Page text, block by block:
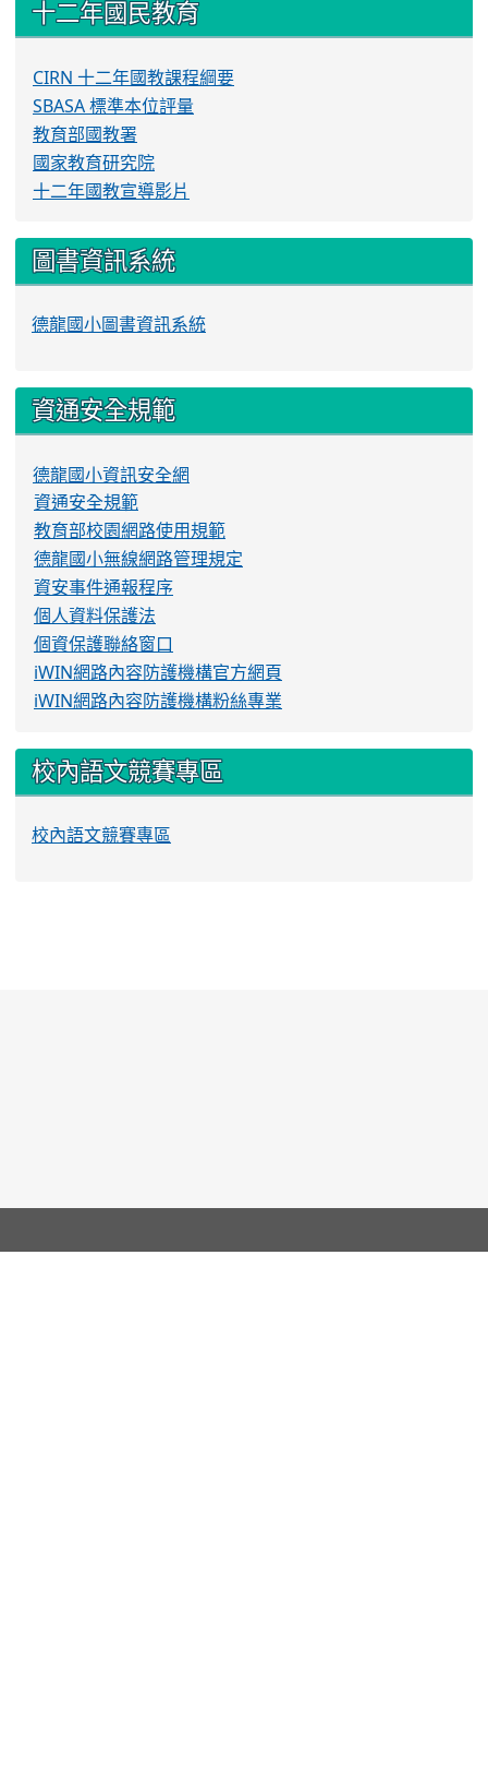
十二年國民教育
CIRN 十二年國教課程綱要
SBASA 標準本位評量
教育部國教署
國家教育研究院
十二年國教宣導影片
圖書資訊系統
德龍國小圖書資訊系統
資通安全規範
德龍國小資訊安全網
資通安全規範
教育部校園網路使用規範
德龍國小無線網路管理規定
資安事件通報程序
個人資料保護法
個資保護聯絡窗口
iWIN網路內容防護機構官方網頁
iWIN網路內容防護機構粉絲專業
校內語文競賽專區
校內語文競賽專區